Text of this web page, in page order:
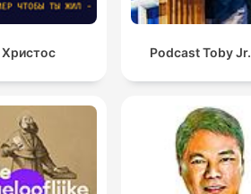
Христос Podcast Toby Jr.